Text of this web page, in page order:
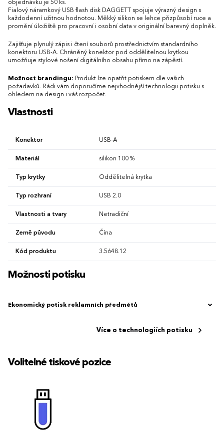
objednávku je 50 ks.
Fialový náramkový USB flash disk DAGGETT spojuje výrazný design s
každodenní užitnou hodnotou. Měkký silikon se lehce přizpůsobí ruce a
promění úložiště pro pracovní i osobní data v originální barevný doplněk.
Zajišťuje plynulý zápis i čtení souborů prostřednictvím standardního
konektoru USB-A. Chráněný konektor pod oddělitelnou krytkou
umožňuje stylové nošení digitálního obsahu přímo na zápěstí.
Možnost brandingu: Produkt lze opatřit potiskem dle vašich
požadavků. Rádi vám doporučíme nejvhodnější technologii potisku s
ohledem na design i váš rozpočet.
Vlastnosti
Konektor USB-A
Materiál silikon 100 %
Typ krytky Oddělitelná krytka
Typ rozhraní USB 2.0
Vlastnosti a tvary Netradiční
Země původu Čína
Kód produktu 3.5648.12
Možnosti potisku
Ekonomický potisk reklamních předmětů
Více o technologiích potisku
Volitelné tiskové pozice